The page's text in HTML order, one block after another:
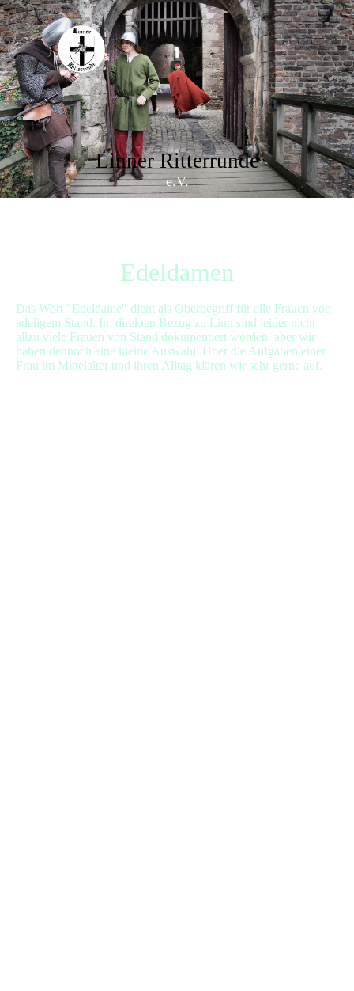
Linner Ritterrunde
e.V.
Edeldamen
Das Wort "Edeldame" dient als Oberbegriff für alle Frauen von
adeligem Stand. Im direkten Bezug zu Linn sind leider nicht
allzu viele Frauen von Stand dokumentiert worden, aber wir
haben dennoch eine kleine Auswahl. Über die Aufgaben einer
Frau im Mittelalter und ihren Alltag klären wir sehr gerne auf.